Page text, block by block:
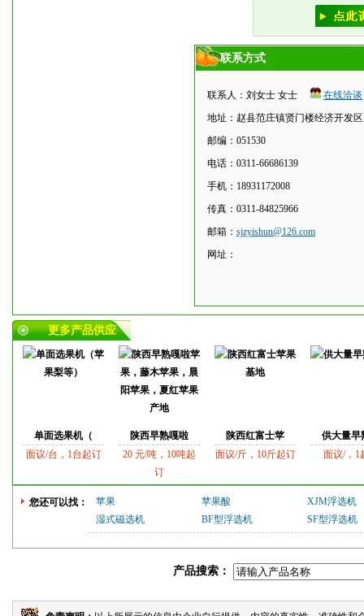
联系方式
联系人：刘女士 女士
在线洽谈
地址：赵县范庄镇贤门楼经济开发区
邮编：051530
电话：0311-66686139
手机：18931172008
传真：0311-84825966
邮箱： sjzyishun@126.com
网址：
更多产品供应
单面选果机（
面议/台，1台起订
陕西早熟嘎啦
20 元/吨，10吨起
订
陕西红富士苹
面议/斤，10斤起订
供大量早
面议/，1
您还可以找： 苹果 苹果酸
XJM浮选机
湿式磁选机
BF型浮选机 SF型浮选机
产品搜索：